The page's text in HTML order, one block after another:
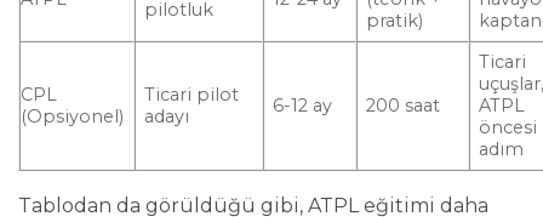
pilotluk
pratik)
CPL
(Opsiyonel)
Ticari pilot
adayı
6-12 ay 200 saat
Ticari
ATPL
öncesi
adım
Tablodan da görüldüğü gibi, ATPL eğitimi daha